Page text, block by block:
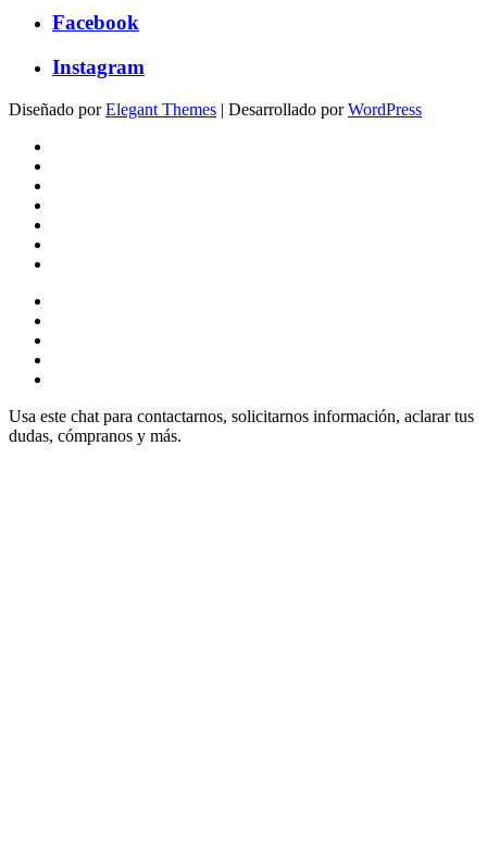
Facebook
Instagram
Diseñado porElegant Themes | Desarrollado porWordPress
Usa este chat para contactarnos, solicitarnos información, aclarar tus
dudas, cómpranos y más.